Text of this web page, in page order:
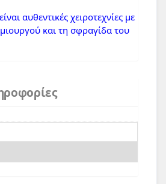
αυθεντικές χειροτεχνίες με
και τη σφραγίδα του